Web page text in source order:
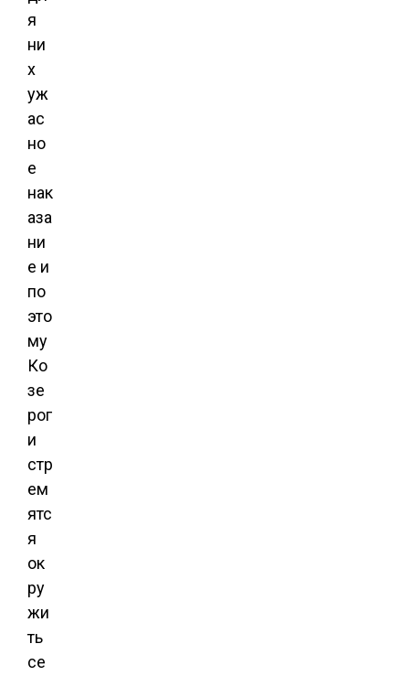
я
ни
х
уж
ас
но
е
нак
аза
ни
е и
по
это
му
Ко
зе
рог
и
стр
ем
ятс
я
ок
ру
жи
ть
се